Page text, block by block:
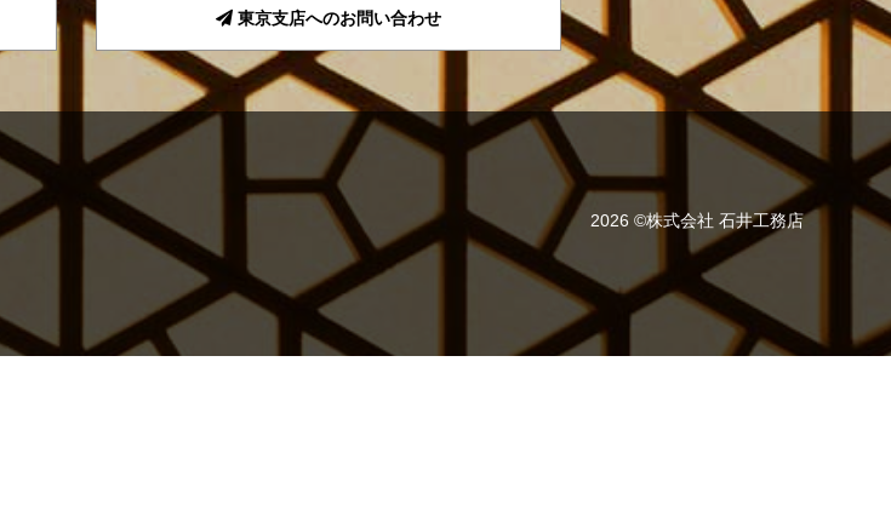
東京支店へのお問い合わせ
2026 ©株式会社 石井工務店